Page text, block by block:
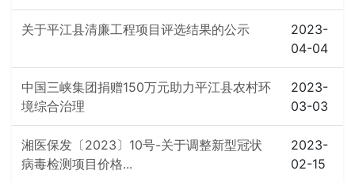
关于平江县清廉工程项目评选结果的公示
2023-
04-04
中国三峡集团捐赠150万元助力平江县农村环
境综合治理
2023-
03-03
湘医保发〔2023〕10号-关于调整新型冠状
病毒检测项目价格...
2023-
02-15